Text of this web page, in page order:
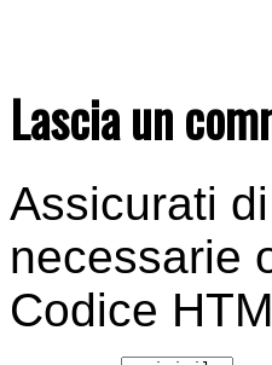
Lascia un
Assicurati
necessarie
Codice